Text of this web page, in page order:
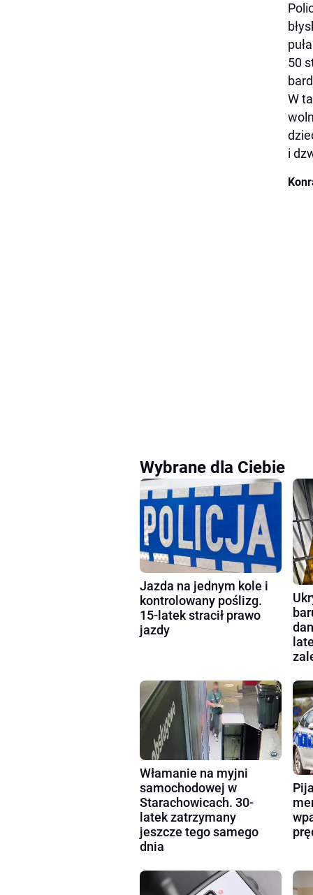
50
W
i
Wybrane dla Ciebie
Jazda na jednym kole i
kontrolowany poślizg.
15-latek stracił prawo
jazdy
Włamanie na myjni
samochodowej w
Starachowicach. 30-
latek zatrzymany
jeszcze tego samego
dnia